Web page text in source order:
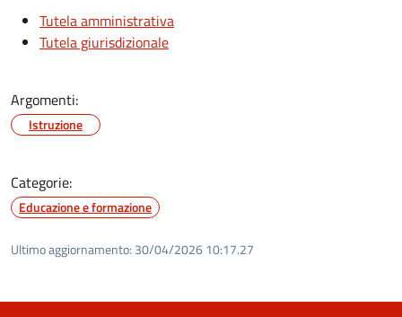
Tutela amministrativa
Tutela giurisdizionale
Argomenti:
Istruzione
Categorie:
Educazione e formazione
Ultimo aggiornamento: 30/04/2026 10:17.27